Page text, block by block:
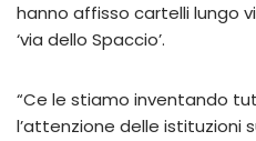
hanno affisso cartelli lungo
‘via dello Spaccio’.
“Ce le stiamo inventando
l’attenzione delle istituzioni